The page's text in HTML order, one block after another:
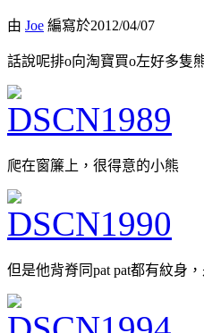
由 Joe 編寫於2012/04/07
話說呢排o向淘寶買o左好多隻
爬在窗簾上，很得意的小熊
但是他背脊同pat pat都有紋身